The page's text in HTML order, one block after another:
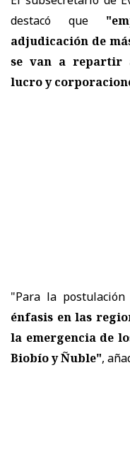
destacó que
adjudicación de
se van a repartir
lucro y
"Para la
énfasis en las
la emergencia de
Biobío y Ñuble",